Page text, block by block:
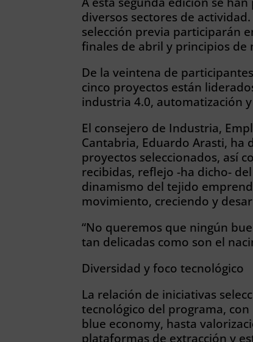
diversos sectores de
selección previa participarán
finales de abril y principios de
De la veintena de
cinco proyectos están
industria 4.0, automatización
El consejero de Industria,
Cantabria, Eduardo Arasti, ha
proyectos seleccionados, así
recibidas, reflejo -ha dicho-
dinamismo del tejido
movimiento, creciendo y
“No queremos que ningún
tan delicadas como son el
Diversidad y foco tecnológico
La relación de iniciativas
tecnológico del programa,
blue economy, hasta
plataformas de extracción y